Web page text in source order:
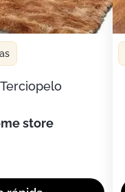
store